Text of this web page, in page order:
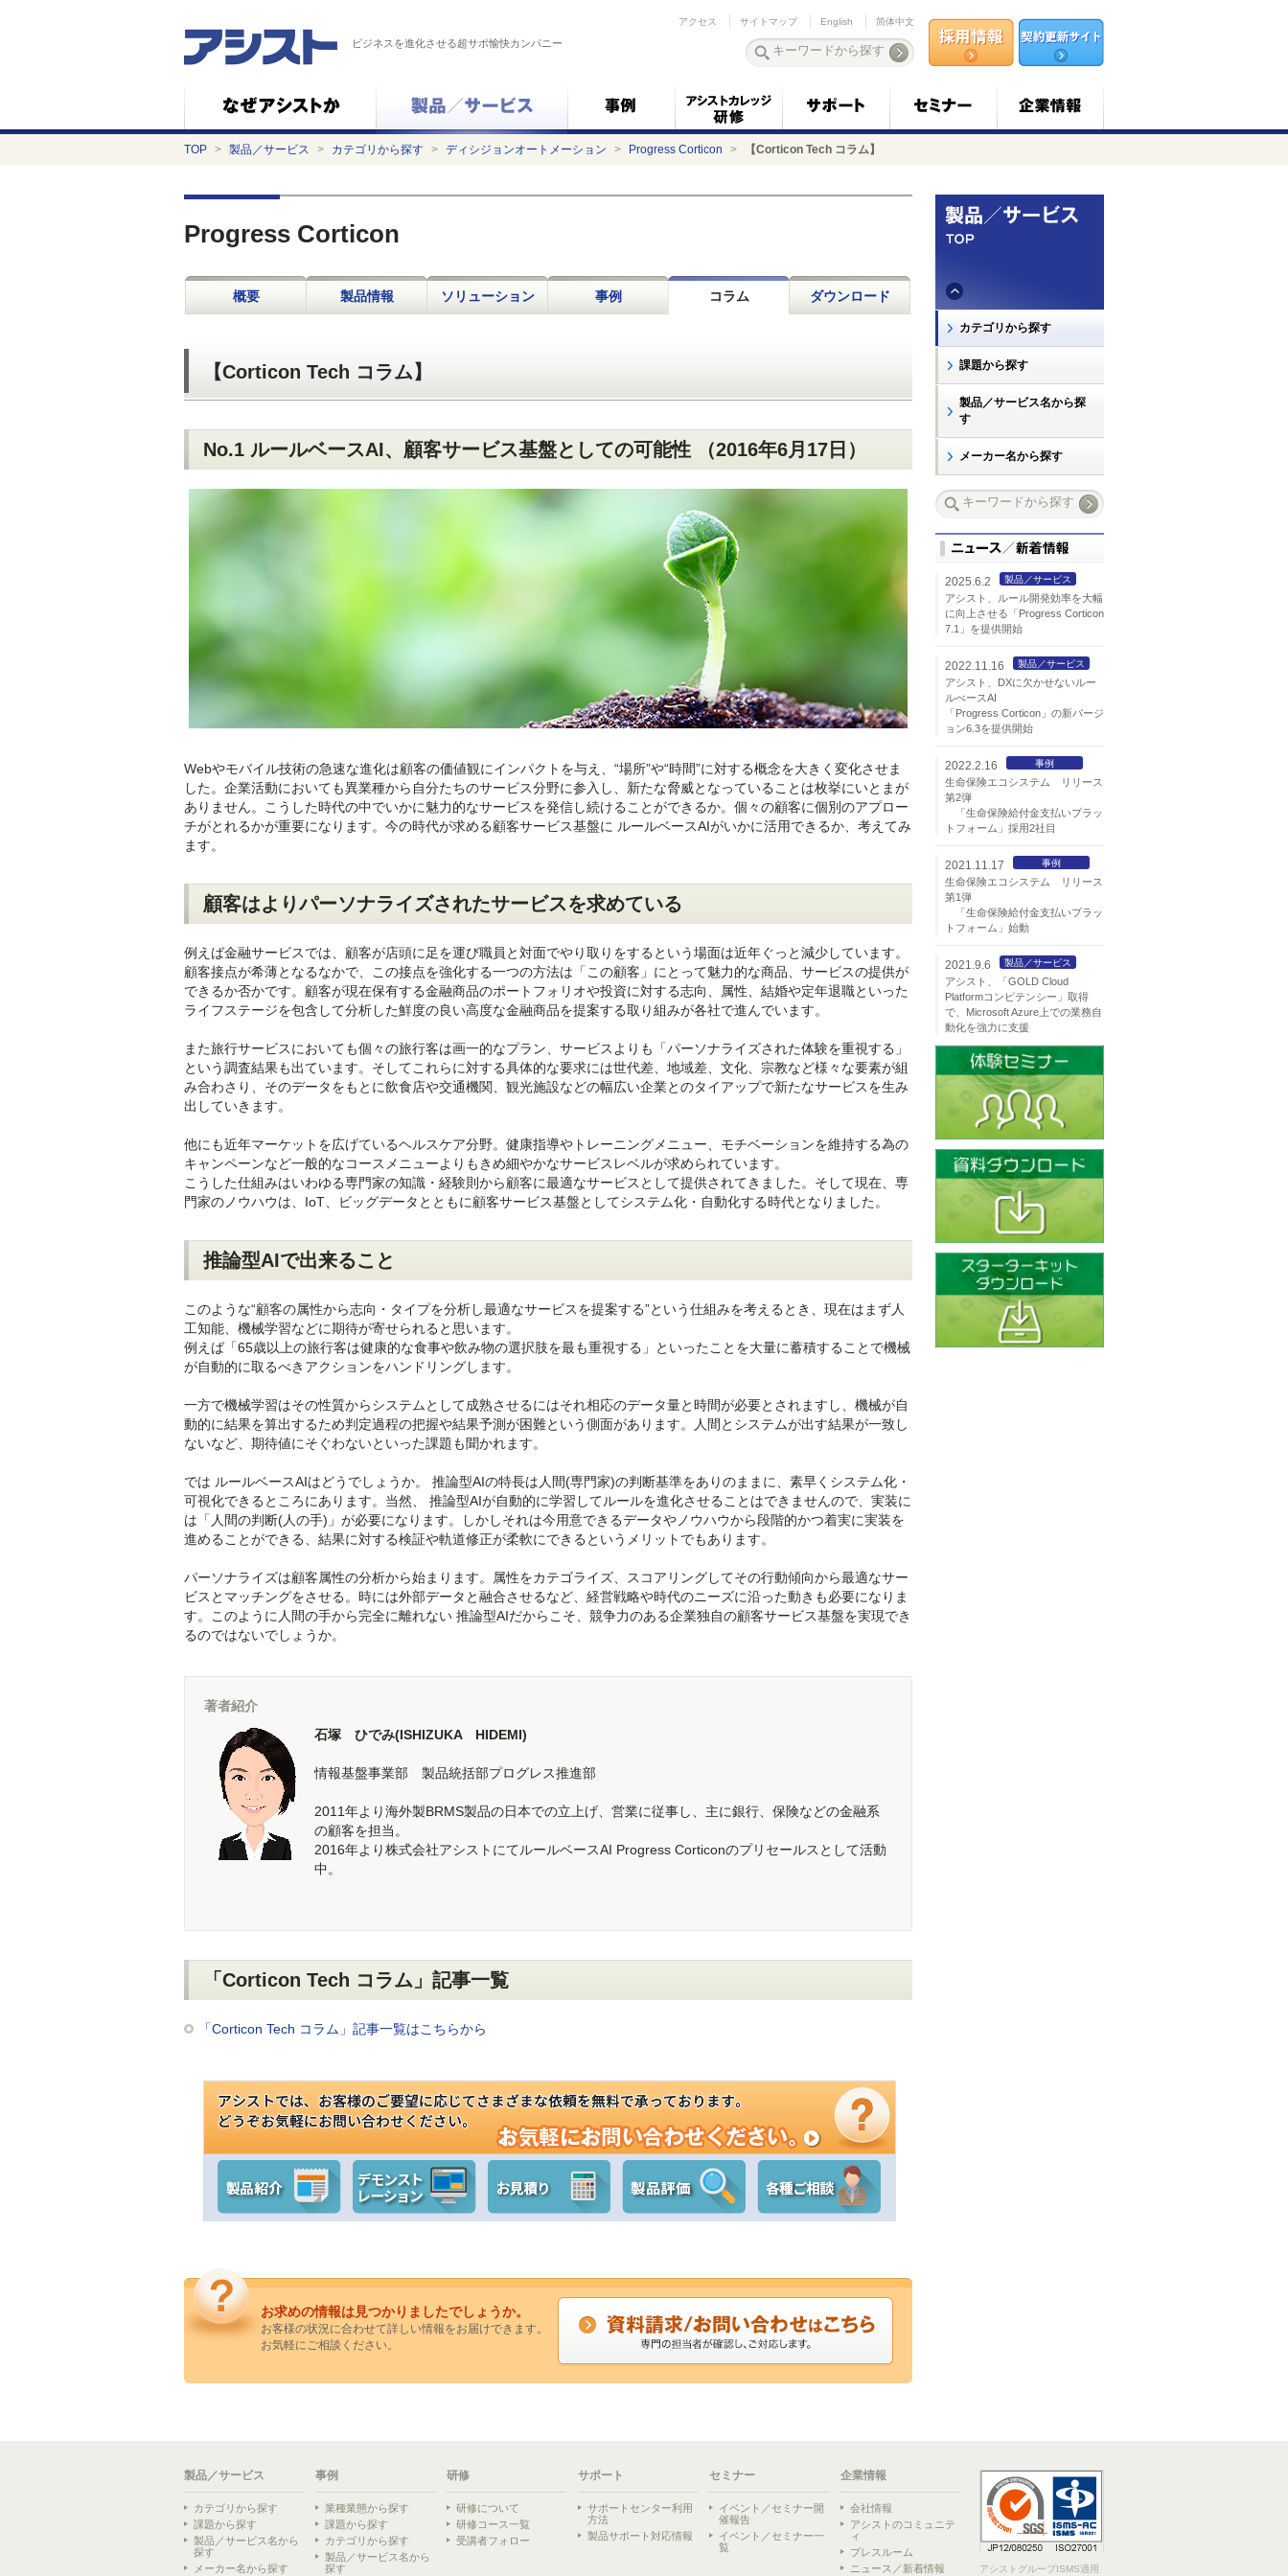
ビジネスを進化させる超サポ愉快カンパニー
アクセス サイトマップ English 简体中文
TOP > 製品／サービス > カテゴリから探す > ディシジョンオートメーション > Progress Corticon > 【Corticon Tech コラム】
Progress Corticon
概要 製品情報 ソリューション 事例 コラム ダウンロード
【Corticon Tech コラム】
No.1 ルールベースAI、顧客サービス基盤としての可能性 （2016年6月17日）
Webやモバイル技術の急速な進化は顧客の価値観にインパクトを与え、“場所”や“時間”に対する概念を大きく変化させま
した。企業活動においても異業種から自分たちのサービス分野に参入し、新たな脅威となっていることは枚挙にいとまが
ありません。こうした時代の中でいかに魅力的なサービスを発信し続けることができるか。個々の顧客に個別のアプロー
チがとれるかが重要になります。今の時代が求める顧客サービス基盤に ルールベースAIがいかに活用できるか、考えてみ
ます。
顧客はよりパーソナライズされたサービスを求めている
例えば金融サービスでは、顧客が店頭に足を運び職員と対面でやり取りをするという場面は近年ぐっと減少しています。
顧客接点が希薄となるなかで、この接点を強化する一つの方法は「この顧客」にとって魅力的な商品、サービスの提供が
できるか否かです。顧客が現在保有する金融商品のポートフォリオや投資に対する志向、属性、結婚や定年退職といった
ライフステージを包含して分析した鮮度の良い高度な金融商品を提案する取り組みが各社で進んでいます。
また旅行サービスにおいても個々の旅行客は画一的なプラン、サービスよりも「パーソナライズされた体験を重視する」
という調査結果も出ています。そしてこれらに対する具体的な要求には世代差、地域差、文化、宗教など様々な要素が組
み合わさり、そのデータをもとに飲食店や交通機関、観光施設などの幅広い企業とのタイアップで新たなサービスを生み
出していきます。
他にも近年マーケットを広げているヘルスケア分野。健康指導やトレーニングメニュー、モチベーションを維持する為の
キャンペーンなど一般的なコースメニューよりもきめ細やかなサービスレベルが求められています。
こうした仕組みはいわゆる専門家の知識・経験則から顧客に最適なサービスとして提供されてきました。そして現在、専
門家のノウハウは、IoT、ビッグデータとともに顧客サービス基盤としてシステム化・自動化する時代となりました。
推論型AIで出来ること
このような“顧客の属性から志向・タイプを分析し最適なサービスを提案する”という仕組みを考えるとき、現在はまず人
工知能、機械学習などに期待が寄せられると思います。
例えば「65歳以上の旅行客は健康的な食事や飲み物の選択肢を最も重視する」といったことを大量に蓄積することで機械
が自動的に取るべきアクションをハンドリングします。
一方で機械学習はその性質からシステムとして成熟させるにはそれ相応のデータ量と時間が必要とされますし、機械が自
動的に結果を算出するため判定過程の把握や結果予測が困難という側面があります。人間とシステムが出す結果が一致し
ないなど、期待値にそぐわないといった課題も聞かれます。
では ルールベースAIはどうでしょうか。 推論型AIの特長は人間(専門家)の判断基準をありのままに、素早くシステム化・
可視化できるところにあります。当然、 推論型AIが自動的に学習してルールを進化させることはできませんので、実装に
は「人間の判断(人の手)」が必要になります。しかしそれは今用意できるデータやノウハウから段階的かつ着実に実装を
進めることができる、結果に対する検証や軌道修正が柔軟にできるというメリットでもあります。
パーソナライズは顧客属性の分析から始まります。属性をカテゴライズ、スコアリングしてその行動傾向から最適なサー
ビスとマッチングをさせる。時には外部データと融合させるなど、経営戦略や時代のニーズに沿った動きも必要になりま
す。このように人間の手から完全に離れない 推論型AIだからこそ、競争力のある企業独自の顧客サービス基盤を実現でき
るのではないでしょうか。
著者紹介
石塚 ひでみ(ISHIZUKA HIDEMI)
情報基盤事業部 製品統括部プログレス推進部
2011年より海外製BRMS製品の日本での立上げ、営業に従事し、主に銀行、保険などの金融系
の顧客を担当。
2016年より株式会社アシストにてルールベースAI Progress Corticonのプリセールスとして活動
中。
「Corticon Tech コラム」記事一覧
「Corticon Tech コラム」記事一覧はこちらから
お求めの情報は見つかりましたでしょうか。
お客様の状況に合わせて詳しい情報をお届けできます。
お気軽にご相談ください。
カテゴリから探す
課題から探す
製品／サービス名から探
す
メーカー名から探す
2025.6.2 製品／サービス
アシスト、ルール開発効率を大幅
に向上させる「Progress Corticon
7.1」を提供開始
2022.11.16 製品／サービス
アシスト、DXに欠かせないルー
ルべースAI
「Progress Corticon」の新バージ
ョン6.3を提供開始
2022.2.16 事例
生命保険エコシステム リリース
第2弾
「生命保険給付金支払いプラッ
トフォーム」採用2社目
2021.11.17 事例
生命保険エコシステム リリース
第1弾
「生命保険給付金支払いプラッ
トフォーム」始動
2021.9.6 製品／サービス
アシスト、「GOLD Cloud
Platformコンピテンシー」取得
で、Microsoft Azure上での業務自
動化を強力に支援
製品／サービス
カテゴリから探す
課題から探す
製品／サービス名から
探す
メーカー名から探す
事例
業種業態から探す
課題から探す
カテゴリから探す
製品／サービス名から
探す
研修
研修について
研修コース一覧
受講者フォロー
サポート
サポートセンター利用
方法
製品サポート対応情報
セミナー
イベント／セミナー開
催報告
イベント／セミナー一
覧
企業情報
会社情報
アシストのコミュニテ
ィ
プレスルーム
ニュース／新着情報
アシストグループISMS適用